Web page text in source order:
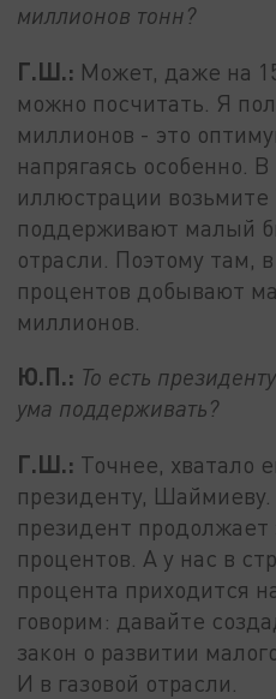
миллионов тонн?
Г.Ш.: Может, даже на
можно посчитать. Я
миллионов - это
напрягаясь особенно.
иллюстрации возьмите
поддерживают малый
отрасли. Поэтому там,
процентов добывают
миллионов.
Ю.П.: То есть
ума поддерживать?
Г.Ш.: Точнее, хватало
президенту,
президент
процентов. А у нас в
процента приходится
говорим: давайте
закон о развитии
И в газовой отрасли.